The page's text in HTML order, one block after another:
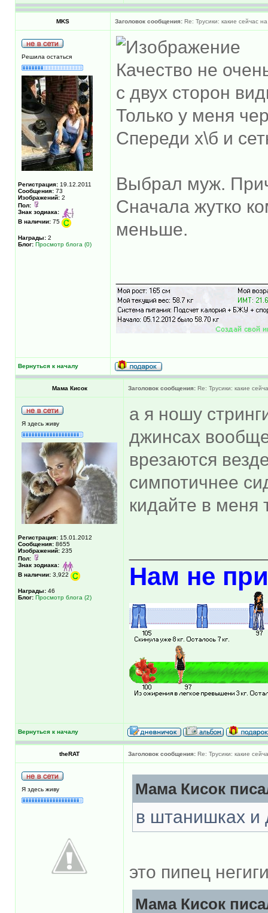
MKS Заголовок сообщения: Re: Трусики: какие сейчас
Решила остаться
Регистрация: 19.12.2011
Сообщения: 73
Изображений: 2
Пол:
Знак зодиака:
В наличии: 75
Награды: 2
Блог: Просмотр блога (0)
Качество не
с двух сторон
Только у меня
Спереди х\б и
Выбрал муж.
Сначала жутко
меньше.
Вернуться к началу
Мама Кисок Заголовок сообщения: Re: Трусики: какие
Я здесь живу
Регистрация: 15.01.2012
Сообщения: 8655
Изображений: 235
Пол:
Знак зодиака:
В наличии: 3,922
Награды: 46
Блог: Просмотр блога (2)
а я ношу
джинсах
врезаются
симпотичнее
кидайте в меня
Нам не
Вернуться к началу
theRAT Заголовок сообщения: Re: Трусики: какие
Я здесь живу Мама Кисок
в штанишках и
это пипец
Мама Кисок